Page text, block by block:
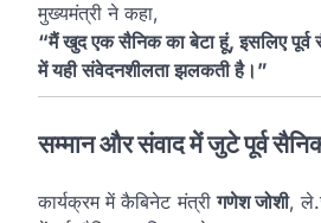
मुख्यमंत्री ने कहा,
“मैं खुद एक सैनिक का बेटा हूं, इसलिए
में यही संवेदनशीलता झलकती है।”
सम्मान और संवाद में जुटे पूर्व
कार्यक्रम में कैबिनेट मंत्रीगणेश जोशी,